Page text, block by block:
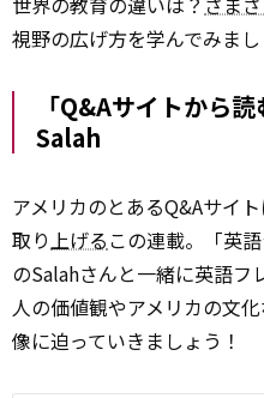
視野の広げ方を学んでみまし
「Q&Aサイトから
Salah
アメリカのとあるQ&Aサイ
取り上げるこの連載。「英
のSalahさんと一緒に英語フ
人の価値観やアメリカの文
像に迫っていきましょう！